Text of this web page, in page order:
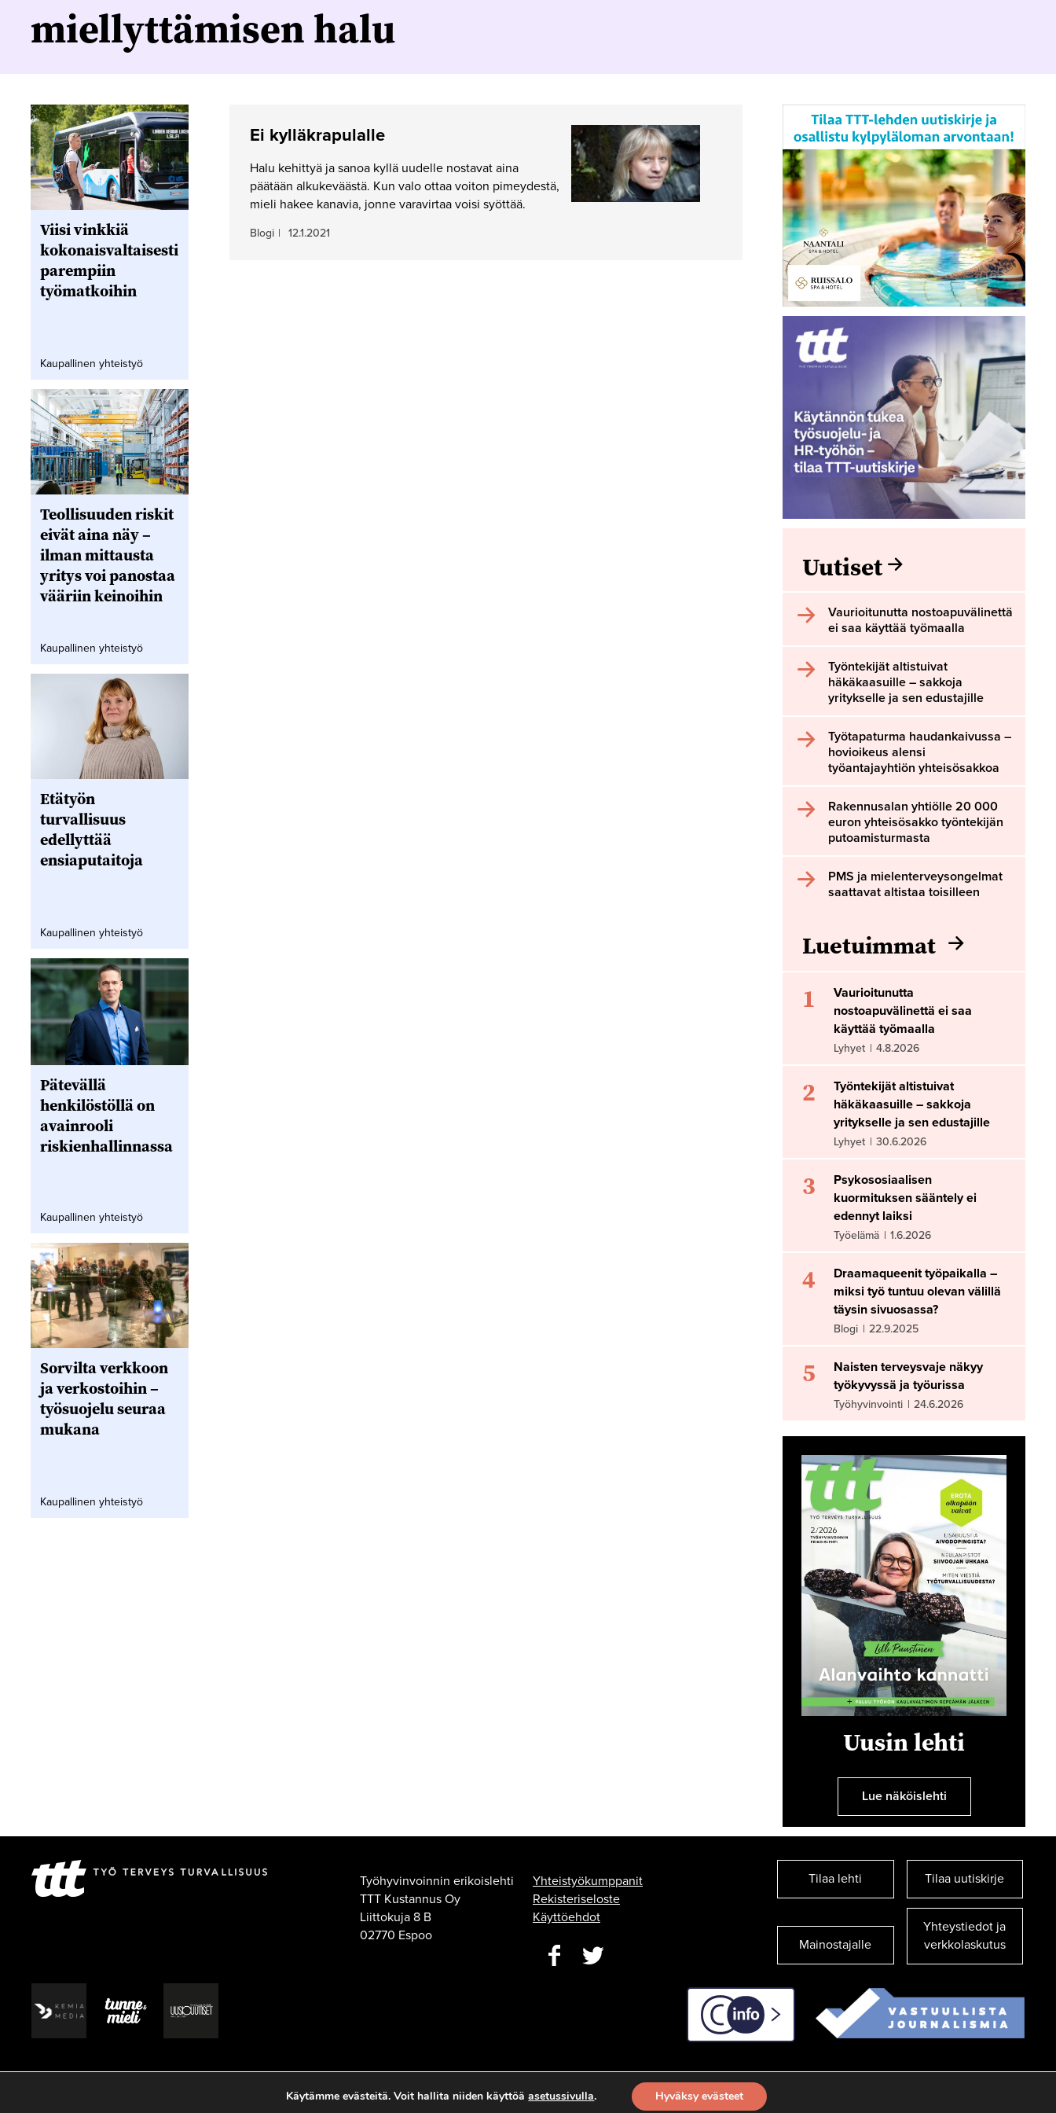
miellyttämisen halu
Ei kylläkrapulalle
Halu kehittyä ja sanoa kyllä uudelle nostavat aina
päätään alkukeväästä. Kun valo ottaa voiton pimeydestä,
mieli hakee kanavia, jonne varavirtaa voisi syöttää.
Blogi | 12.1.2021
Viisi vinkkiä
kokonaisvaltaisesti
parempiin
työmatkoihin
Kaupallinen yhteistyö
Teollisuuden riskit
eivät aina näy –
ilman mittausta
yritys voi panostaa
vääriin keinoihin
Kaupallinen yhteistyö
Etätyön
turvallisuus
edellyttää
ensiaputaitoja
Kaupallinen yhteistyö
Pätevällä
henkilöstöllä on
avainrooli
riskienhallinnassa
Kaupallinen yhteistyö
Sorvilta verkkoon
ja verkostoihin –
työsuojelu seuraa
mukana
Kaupallinen yhteistyö
Uutiset
Vaurioitunutta nostoapuvälinettä
ei saa käyttää työmaalla
Työntekijät altistuivat
häkäkaasuille – sakkoja
yritykselle ja sen edustajille
Työtapaturma haudankaivussa –
hovioikeus alensi
työantajayhtiön yhteisösakkoa
Rakennusalan yhtiölle 20 000
euron yhteisösakko työntekijän
putoamisturmasta
PMS ja mielenterveysongelmat
saattavat altistaa toisilleen
Luetuimmat
1
Vaurioitunutta
nostoapuvälinettä ei saa
käyttää työmaalla
Lyhyet | 4.8.2026
2
Työntekijät altistuivat
häkäkaasuille – sakkoja
yritykselle ja sen edustajille
Lyhyet | 30.6.2026
3
Psykososiaalisen
kuormituksen sääntely ei
edennyt laiksi
Työelämä | 1.6.2026
4
Draamaqueenit työpaikalla –
miksi työ tuntuu olevan välillä
täysin sivuosassa?
Blogi | 22.9.2025
5
Naisten terveysvaje näkyy
työkyvyssä ja työurissa
Työhyvinvointi | 24.6.2026
Uusin lehti
Lue näköislehti
Työhyvinvoinnin erikoislehti
TTT Kustannus Oy
Liittokuja 8 B
02770 Espoo
Yhteistyökumppanit
Rekisteriseloste
Käyttöehdot
Tilaa lehti Tilaa uutiskirje
Mainostajalle
Yhteystiedot ja
verkkolaskutus
C-info
Käytämme evästeitä. Voit hallita niiden käyttöäasetussivulla. Hyväksy evästeet